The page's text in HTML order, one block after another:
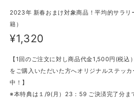
2023年 新春おまけ対象商品！平均的サラ
籍）
¥1,320
【1回のご注文に対し商品代金1,500円(税込
をご購入いただいた方へオリジナルステッ
中！】
※本特典は１/9(月）23：59 ご決済完了分ま